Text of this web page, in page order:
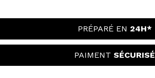
PRÉPARÉ EN 24H*
PAIMENT SÉCURISÉ